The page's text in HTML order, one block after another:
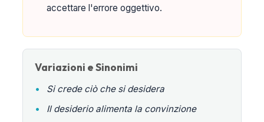
accettare l'errore oggettivo.
Variazioni e Sinonimi
•
Si crede ciò che si desidera
•
Il desiderio alimenta la convinzione